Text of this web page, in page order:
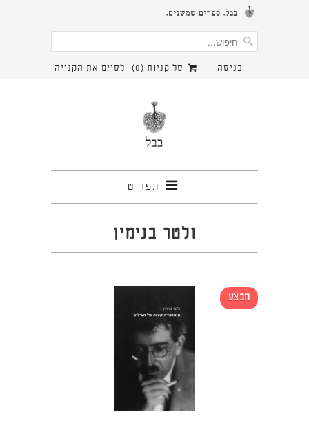
כניסה לסיים את הקנייה סל קניות ( 0
)
תפריט
ולטר בנימין
מבצע